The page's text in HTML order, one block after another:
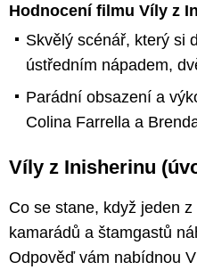
Hodnocení filmu Víly z
Skvělý scénář, který si
ústředním nápadem,
Parádní obsazení a
Colina Farrella a
Víly z Inisherinu
Co se stane, když jeden
kamarádů a štamgastů
Odpověď vám nabídnou